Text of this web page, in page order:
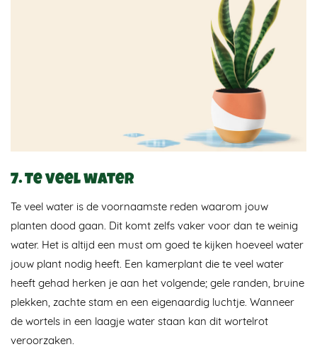
7. Te veel water
Te veel water is de voornaamste reden waarom jouw
planten dood gaan. Dit komt zelfs vaker voor dan te weinig
water. Het is altijd een must om goed te kijken hoeveel water
jouw plant nodig heeft. Een kamerplant die te veel water
heeft gehad herken je aan het volgende; gele randen, bruine
plekken, zachte stam en een eigenaardig luchtje. Wanneer
de wortels in een laagje water staan kan dit wortelrot
veroorzaken.